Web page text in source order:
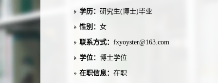
学历： 研究生(博士)毕业
性别： 女
联系方式： fxyoyster@163.com
学位： 博士学位
在职信息： 在职